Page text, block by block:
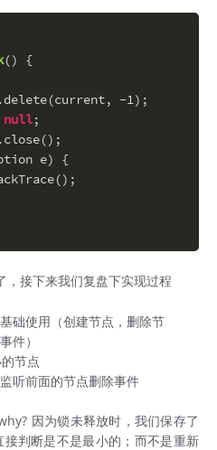
()
{
-
1);
null;
e) {
，接下来我们复盘下实现过程
础使用（创建节点，删除节
件）
节点
听前面的节点删除事件
因为锁未释放时，我们保存了
判断是不是最小的；而不是重新